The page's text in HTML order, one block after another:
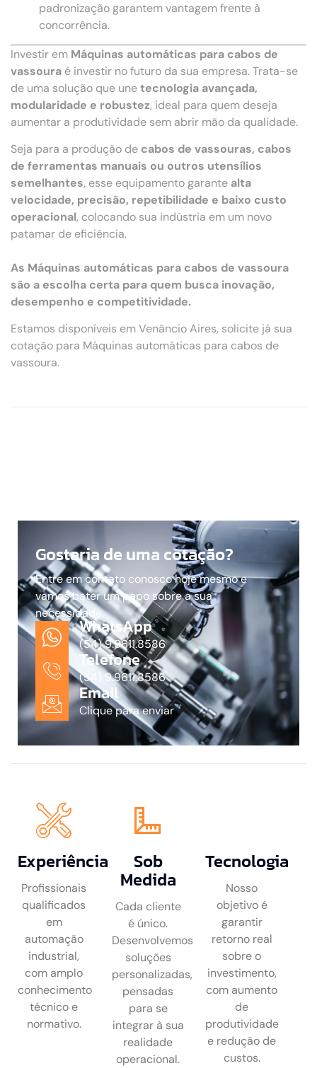
padronização garantem vantagem frente à
concorrência.
Investir em Máquinas automáticas para cabos de
vassoura é investir no futuro da sua empresa. Trata-se
de uma solução que unetecnologia avançada,
modularidade e robustez, ideal para quem deseja
aumentar a produtividade sem abrir mão da qualidade.
Seja para a produção de cabos de vassouras, cabos
de ferramentas manuais ou outros utensílios
semelhantes, esse equipamento garante alta
velocidade, precisão, repetibilidade e baixo custo
operacional, colocando sua indústria em um novo
patamar de eficiência.
As Máquinas automáticas para cabos de vassoura
são a escolha certa para quem busca inovação,
desempenho e competitividade.
Estamos disponíveis em Venâncio Aires, solicite já sua
cotação para Máquinas automáticas para cabos de
vassoura.
Gostaria de uma cotação?
Entre em contato conosco hoje mesmo e
vamos bater um papo sobre a sua
necessidade.
WhatsApp
(54) 9.9611.8586
Telefone
(54) 9.9611.8586
Email
Clique para enviar
Experiência
Profissionais
qualificados
em
automação
industrial,
com amplo
conhecimento
técnico e
normativo.
Sob
Medida
Cada cliente
é único.
Desenvolvemos
soluções
personalizadas,
pensadas
para se
integrar à sua
realidade
operacional.
Tecnologia
Nosso
objetivo é
garantir
retorno real
sobre o
investimento,
com aumento
de
produtividade
e redução de
custos.